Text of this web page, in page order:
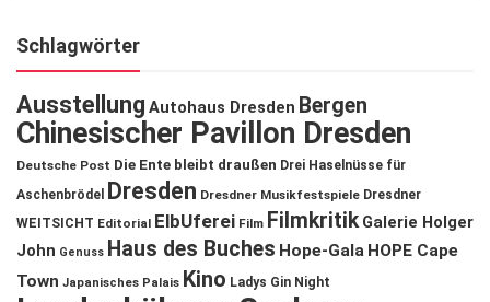
Schlagwörter
Ausstellung Autohaus Dresden Bergen
Chinesischer Pavillon Dresden
Deutsche Post Die Ente bleibt draußen Drei Haselnüsse für
Aschenbrödel Dresden Dresdner Musikfestspiele Dresdner
WEITSICHT Editorial ElbUferei Film Filmkritik Galerie Holger
John Genuss Haus des Buches Hope-Gala HOPE Cape
Town Japanisches Palais Kino Ladys Gin Night